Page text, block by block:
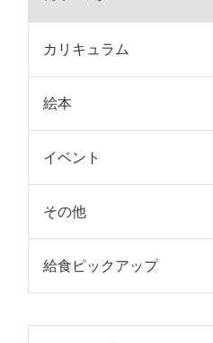
カリキュラム
絵本
イベント
その他
給食ピックアップ